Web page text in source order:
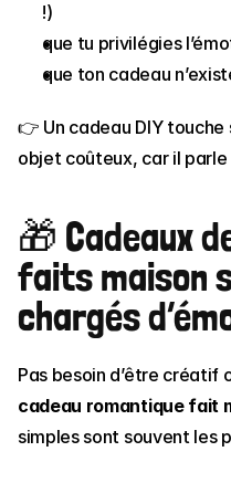
!)
que tu privilégies
que ton cadeau
👉 Un cadeau DIY touche
objet coûteux, car il
🎁 Cadeaux
faits maison
chargés
cadeau romantique fait
simples sont souvent les